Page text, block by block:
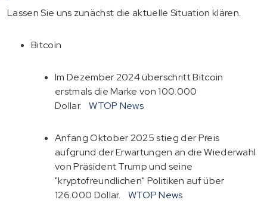
Lassen Sie uns zunächst die aktuelle Situation klären.
Bitcoin
Im Dezember 2024 überschritt Bitcoin
erstmals die Marke von 100.000
Dollar.
WTOP News
Anfang Oktober 2025 stieg der Preis
aufgrund der Erwartungen an die Wiederwahl
von Präsident Trump und seine
"kryptofreundlichen" Politiken auf über
126.000 Dollar.
WTOP News